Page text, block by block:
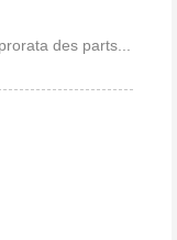
des parts...